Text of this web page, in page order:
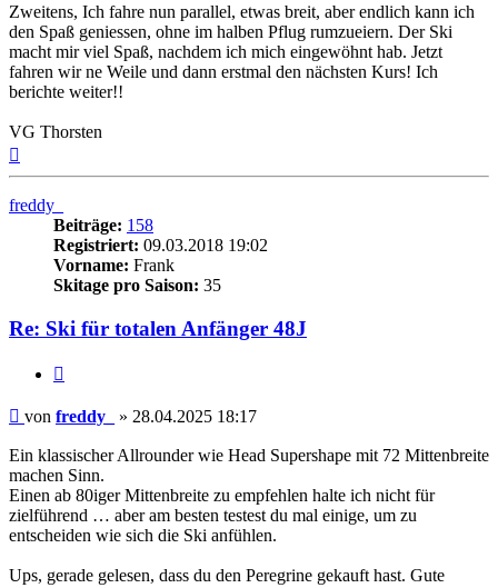
Zweitens, Ich fahre nun parallel, etwas breit, aber endlich kann ich
den Spaß geniessen, ohne im halben Pflug rumzueiern. Der Ski
macht mir viel Spaß, nachdem ich mich eingewöhnt hab. Jetzt
fahren wir ne Weile und dann erstmal den nächsten Kurs! Ich
berichte weiter!!
VG Thorsten
freddy_
Beiträge: 158
Registriert: 09.03.2018 19:02
Vorname: Frank
Skitage pro Saison: 35
Re: Ski für totalen Anfänger 48J
Beitrag
von freddy_ » 28.04.2025 18:17
Ein klassischer Allrounder wie Head Supershape mit 72 Mittenbreite
machen Sinn.
Einen ab 80iger Mittenbreite zu empfehlen halte ich nicht für
zielführend … aber am besten testest du mal einige, um zu
entscheiden wie sich die Ski anfühlen.
Ups, gerade gelesen, dass du den Peregrine gekauft hast. Gute